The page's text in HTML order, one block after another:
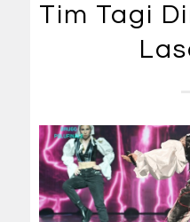
Tim Tagi